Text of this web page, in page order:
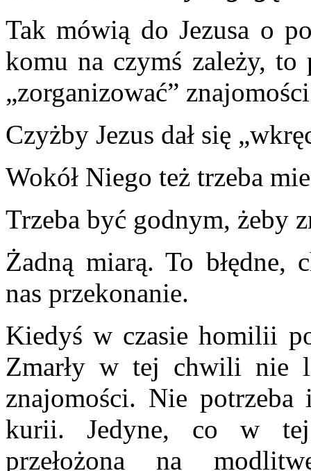
Tak mówią do Jezusa o
komu na czymś zależy,
„zorganizować”
Czyżby Jezus dał się
Wokół Niego też trzeba
Trzeba być godnym, żeby
Żadną miarą. To błędne,
nas przekonanie.
Kiedyś w czasie homilii
Zmarły w tej chwili nie
znajomości. Nie
kurii. Jedyne, co w
przełożona na